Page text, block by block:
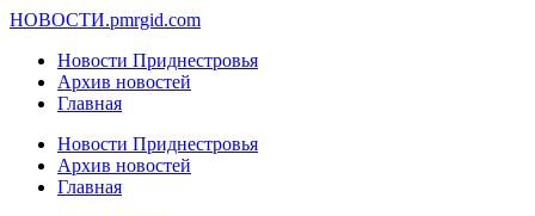
НОВОСТИ.pmrgid.com
Новости Приднестровья
Архив новостей
Главная
Новости Приднестровья
Архив новостей
Главная